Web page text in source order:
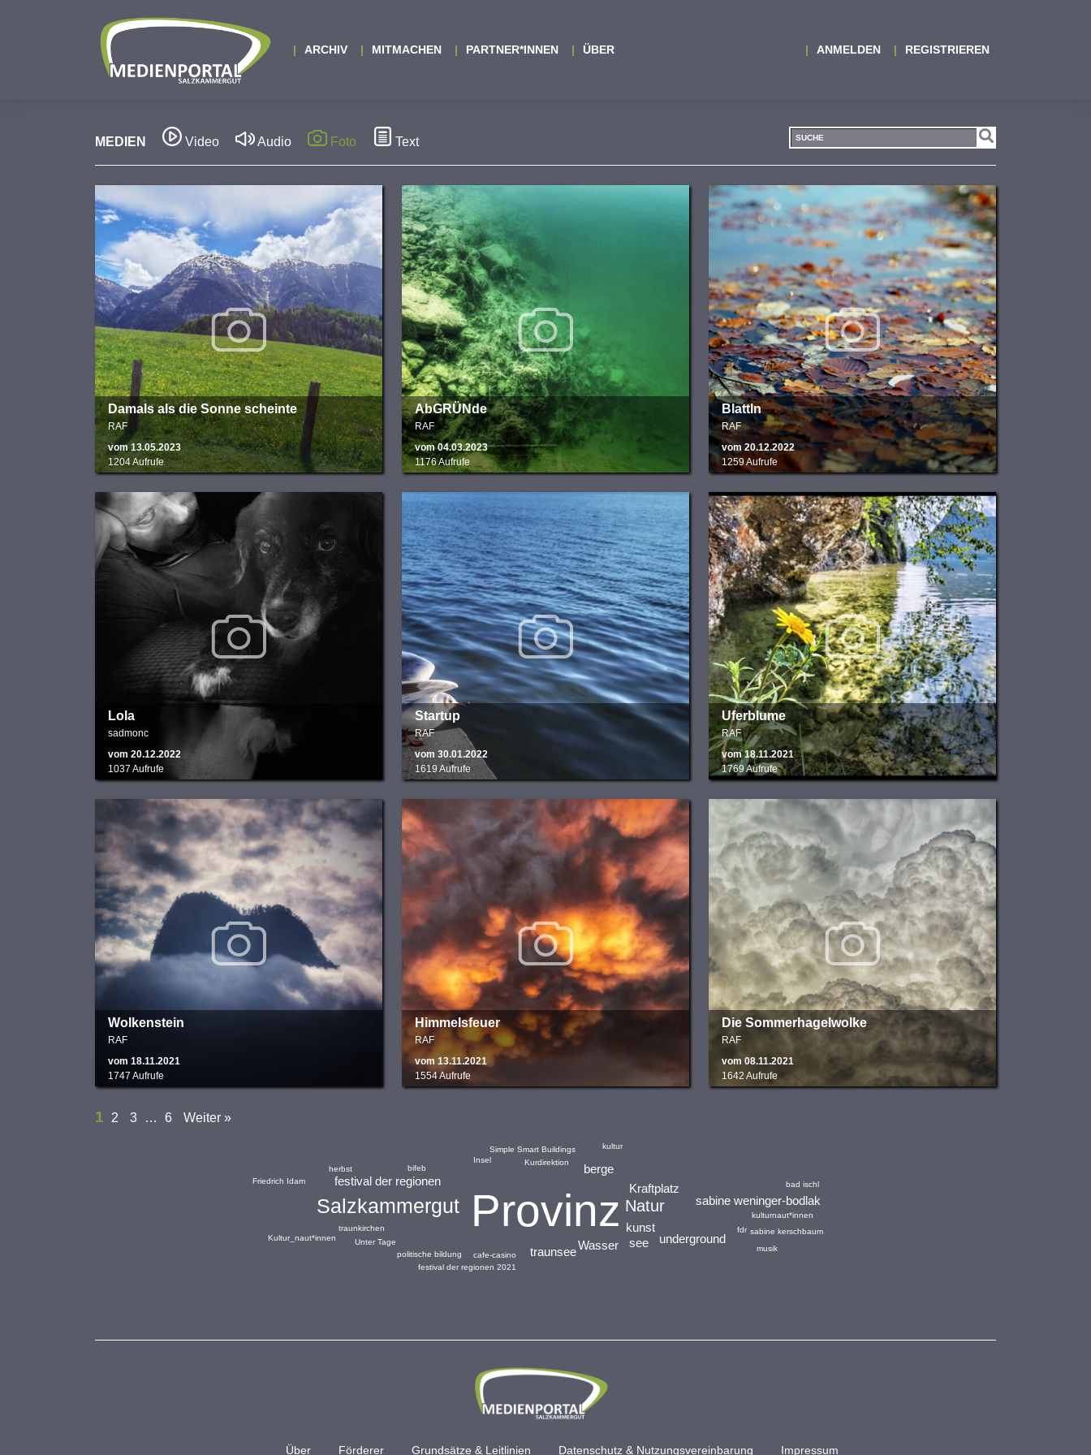
ARCHIV MITMACHEN PARTNER*INNEN ÜBER ANMELDEN REGISTRIEREN
MEDIEN Video Audio Foto Text
Damals als die Sonne scheinte
RAF
vom 13.05.2023
1204 Aufrufe
AbGRÜNde
RAF
vom 04.03.2023
1176 Aufrufe
Blattln
RAF
vom 20.12.2022
1259 Aufrufe
Lola
sadmonc
vom 20.12.2022
1037 Aufrufe
Startup
RAF
vom 30.01.2022
1619 Aufrufe
Uferblume
RAF
vom 18.11.2021
1769 Aufrufe
Wolkenstein
RAF
vom 18.11.2021
1747 Aufrufe
Himmelsfeuer
RAF
vom 13.11.2021
1554 Aufrufe
Die Sommerhagelwolke
RAF
vom 08.11.2021
1642 Aufrufe
1 2 3 … 6 Weiter »
Provinz
Salzkammergut Natur
Wasser
Kraftplatz
festival der regionen
see
traunsee
berge
sabine weninger-bodlak
underground
kunst
traunkirchen
cafe-casino
Kurdirektion
bifeb
fdr
politische bildung
Unter Tage
kulturnaut*innen
Insel
Simple Smart Buildings
festival der regionen 2021
sabine kerschbaum
herbst
Kultur_naut*innen
bad ischl
musik
Friedrich Idam
kultur
Über Förderer Grundsätze & Leitlinien Datenschutz & Nutzungsvereinbarung Impressum